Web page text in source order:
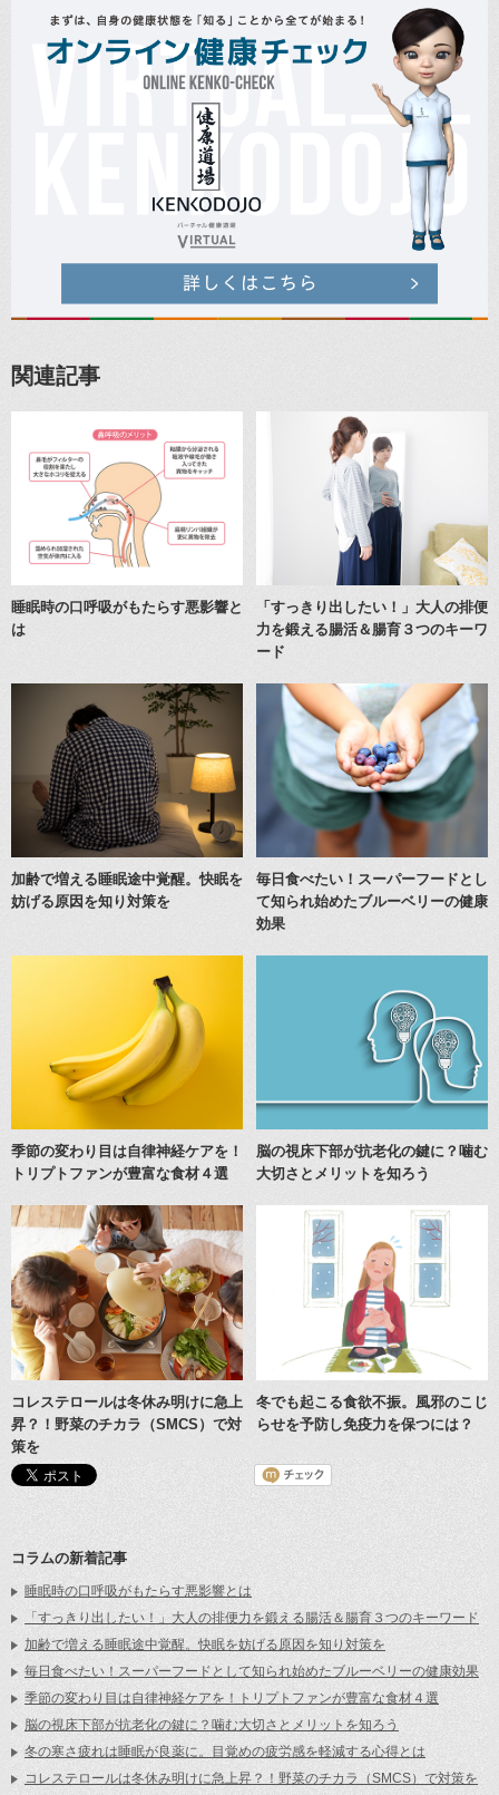
関連記事
睡眠時の口呼吸がもたらす悪影響と
は
「すっきり出したい！」大人の排便
力を鍛える腸活＆腸育３つのキーワ
ード
加齢で増える睡眠途中覚醒。快眠を
妨げる原因を知り対策を
毎日食べたい！スーパーフードとし
て知られ始めたブルーベリーの健康
効果
季節の変わり目は自律神経ケアを！
トリプトファンが豊富な食材４選
脳の視床下部が抗老化の鍵に？噛む
大切さとメリットを知ろう
コレステロールは冬休み明けに急上
昇？！野菜のチカラ（SMCS）で対
策を
冬でも起こる食欲不振。風邪のこじ
らせを予防し免疫力を保つには？
コラムの新着記事
睡眠時の口呼吸がもたらす悪影響とは
「すっきり出したい！」大人の排便力を鍛える腸活＆腸育３つのキーワード
加齢で増える睡眠途中覚醒。快眠を妨げる原因を知り対策を
毎日食べたい！スーパーフードとして知られ始めたブルーベリーの健康効果
季節の変わり目は自律神経ケアを！トリプトファンが豊富な食材４選
脳の視床下部が抗老化の鍵に？噛む大切さとメリットを知ろう
冬の寒さ疲れは睡眠が良薬に。目覚めの疲労感を軽減する心得とは
コレステロールは冬休み明けに急上昇？！野菜のチカラ（SMCS）で対策を